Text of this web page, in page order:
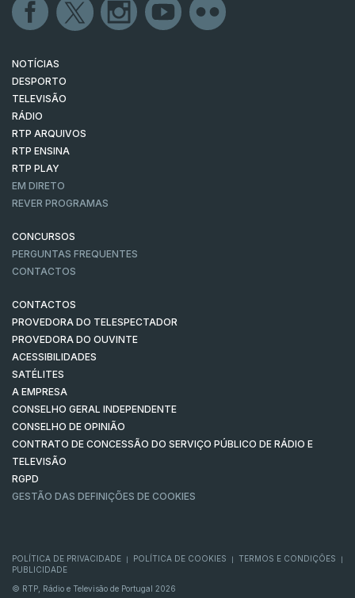
NOTÍCIAS
DESPORTO
TELEVISÃO
RÁDIO
RTP ARQUIVOS
RTP ENSINA
RTP PLAY
EM DIRETO
REVER PROGRAMAS
CONCURSOS
PERGUNTAS FREQUENTES
CONTACTOS
CONTACTOS
PROVEDORA DO TELESPECTADOR
PROVEDORA DO OUVINTE
ACESSIBILIDADES
SATÉLITES
A EMPRESA
CONSELHO GERAL INDEPENDENTE
CONSELHO DE OPINIÃO
CONTRATO DE CONCESSÃO DO SERVIÇO PÚBLICO DE RÁDIO E
TELEVISÃO
RGPD
GESTÃO DAS DEFINIÇÕES DE COOKIES
POLÍTICA DE PRIVACIDADE POLÍTICA DE COOKIES TERMOS E CONDIÇÕES
PUBLICIDADE
© RTP, Rádio e Televisão de Portugal 2026